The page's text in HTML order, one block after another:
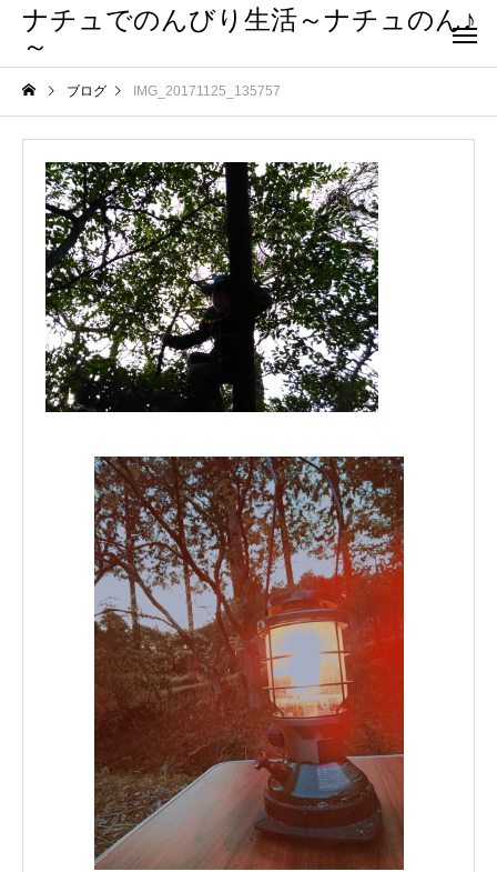
ナチュでのんびり生活～ナチュのん♪
～
ブログ IMG_20171125_135757